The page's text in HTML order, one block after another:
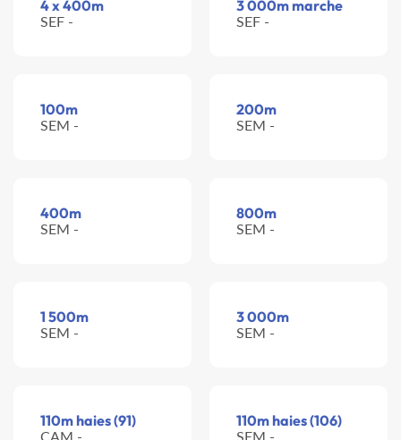
4 x 400m
SEF -
3 000m marche
SEF -
100m
SEM -
200m
SEM -
400m
SEM -
800m
SEM -
1 500m
SEM -
3 000m
SEM -
110m haies (91)
CAM -
110m haies (106)
SEM -